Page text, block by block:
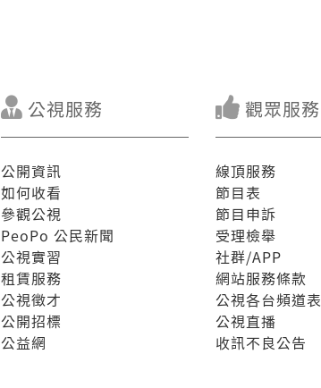
公視服務
公開資訊
如何收看
參觀公視
PeoPo 公民新聞
公視實習
租賃服務
公視徵才
公開招標
公益網
觀眾服務
線頂服務
節目表
節目申訴
受理檢舉
社群/APP
網站服務條款
公視各台頻道表
公視直播
收訊不良公告